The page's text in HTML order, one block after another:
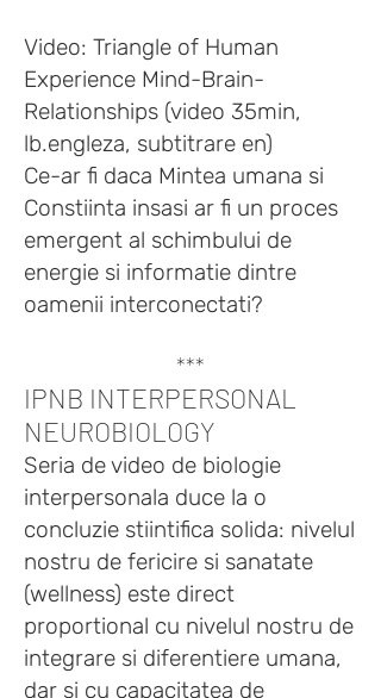
Video: Triangle of Human
Experience Mind-Brain-
Relationships (video 35min,
lb.engleza, subtitrare en)
Ce-ar fi daca Mintea umana si
Constiinta insasi ar fi un proces
emergent al schimbului de
energie si informatie dintre
oamenii interconectati?
***
IPNB INTERPERSONAL
NEUROBIOLOGY
Seria de video de biologie
interpersonala duce la o
concluzie stiintifica solida: nivelul
nostru de fericire si sanatate
(wellness) este direct
proportional cu nivelul nostru de
integrare si diferentiere umana,
dar si cu capacitatea de